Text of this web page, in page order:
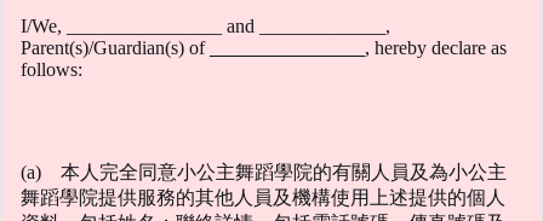
I/We, ________________ and _____________,
Parent(s)/Guardian(s) of
, hereby declare as
follows:
(a) 本人完全同意小公主舞蹈學院的有關人員及為小公主
舞蹈學院提供服務的其他人員及機構使用上述提供的個人